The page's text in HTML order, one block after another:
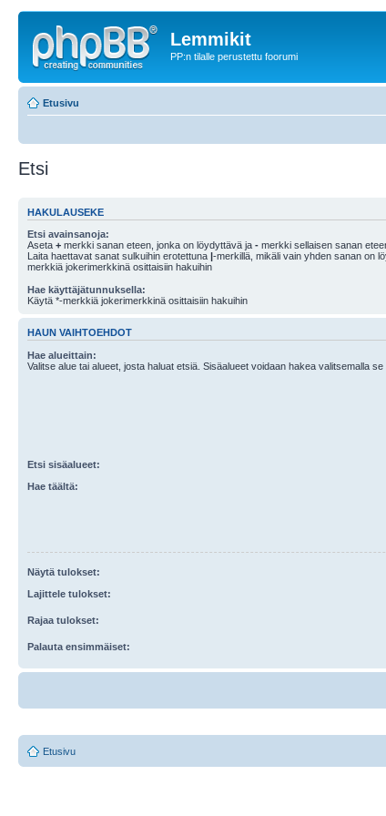
Lemmikit
PP:n tilalle perustettu foorumi
Etusivu
Etsi
HAKULAUSEKE
Etsi avainsanoja:
Aseta + merkki sanan eteen, jonka on löydyttävä ja - merkki sellaisen sanan
Laita haettavat sanat sulkuihin erotettuna |-merkillä, mikäli vain yhden sanan on
merkkiä jokerimerkkinä osittaisiin hakuihin
Hae käyttäjätunnuksella:
Käytä *-merkkiä jokerimerkkinä osittaisiin hakuihin
HAUN VAIHTOEHDOT
Hae alueittain:
Valitse alue tai alueet, josta haluat etsiä. Sisäalueet voidaan hakea valitsemalla se
Etsi sisäalueet:
Hae täältä:
Näytä tulokset:
Lajittele tulokset:
Rajaa tulokset:
Palauta ensimmäiset:
Etusivu